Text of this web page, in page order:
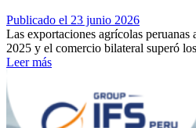
Publicado el 23 junio 2026
Las exportaciones agrícolas
2025 y el comercio bilateral superó
Leer más